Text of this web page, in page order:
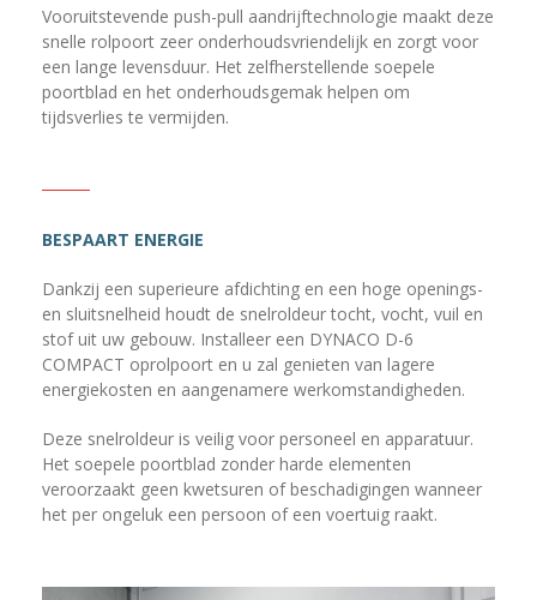
Vooruitstevende push-pull aandrijftechnologie maakt deze
snelle rolpoort zeer onderhoudsvriendelijk en zorgt voor
een lange levensduur. Het zelfherstellende soepele
poortblad en het onderhoudsgemak helpen om
tijdsverlies te vermijden.
BESPAART ENERGIE
Dankzij een superieure afdichting en een hoge openings-
en sluitsnelheid houdt de snelroldeur tocht, vocht, vuil en
stof uit uw gebouw. Installeer een DYNACO D-6
COMPACT oprolpoort en u zal genieten van lagere
energiekosten en aangenamere werkomstandigheden.
Deze snelroldeur is veilig voor personeel en apparatuur.
Het soepele poortblad zonder harde elementen
veroorzaakt geen kwetsuren of beschadigingen wanneer
het per ongeluk een persoon of een voertuig raakt.